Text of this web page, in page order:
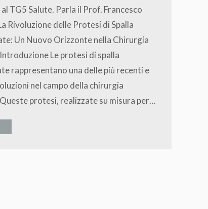
TG5 Salute. Parla il Prof. Francesco
Rivoluzione delle Protesi di Spalla
Un Nuovo Orizzonte nella Chirurgia
Le protesi di spalla
rappresentano una delle più recenti e
nel campo della chirurgia
protesi, realizzate su misura per…